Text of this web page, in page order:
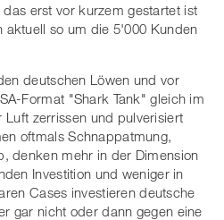
erst vor kurzem gestartet ist
aktuell so um die 5'000 Kunden
deutschen Löwen und vor
Format "Shark Tank" gleich im
zerrissen und pulverisiert
oftmals Schnappatmung,
denken mehr in der Dimension
Investition und weniger in
Cases investieren deutsche
gar nicht oder dann gegen eine